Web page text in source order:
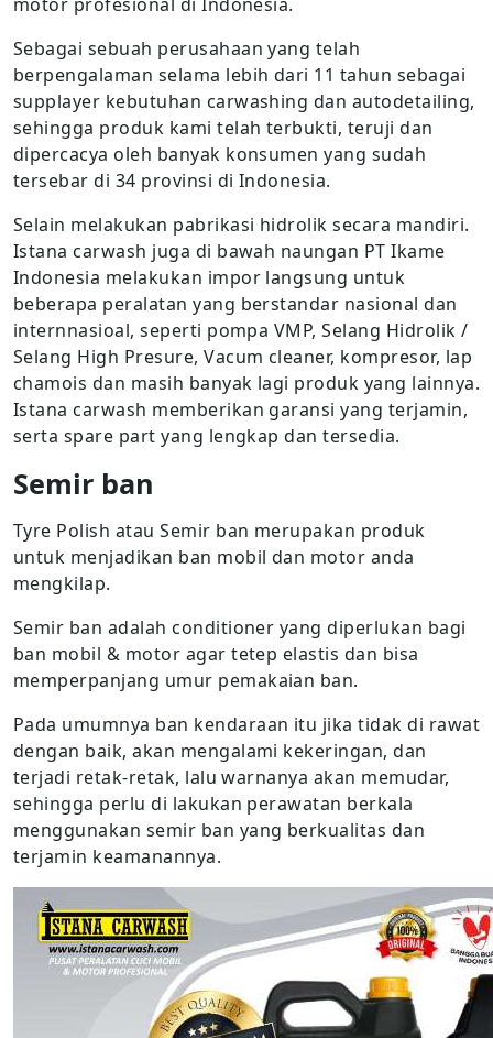
Sebagai sebuah perusahaan yang telah
berpengalaman selama lebih dari 11 tahun sebagai
supplayer kebutuhan carwashing dan autodetailing,
sehingga produk kami telah terbukti, teruji dan
dipercacya oleh banyak konsumen yang sudah
tersebar di 34 provinsi di Indonesia.
Selain melakukan pabrikasi hidrolik secara mandiri.
Istana carwash juga di bawah naungan PT Ikame
Indonesia melakukan impor langsung untuk
beberapa peralatan yang berstandar nasional dan
internnasioal, seperti pompa VMP, Selang Hidrolik /
Selang High Presure, Vacum cleaner, kompresor, lap
chamois dan masih banyak lagi produk yang lainnya.
Istana carwash memberikan garansi yang terjamin,
serta spare part yang lengkap dan tersedia.
Semir ban
Tyre Polish atau Semir ban merupakan produk
untuk menjadikan ban mobil dan motor anda
mengkilap.
Semir ban adalah conditioner yang diperlukan bagi
ban mobil & motor agar tetep elastis dan bisa
memperpanjang umur pemakaian ban.
Pada umumnya ban kendaraan itu jika tidak di rawat
dengan baik, akan mengalami kekeringan, dan
terjadi retak-retak, lalu warnanya akan memudar,
sehingga perlu di lakukan perawatan berkala
menggunakan semir ban yang berkualitas dan
terjamin keamanannya.